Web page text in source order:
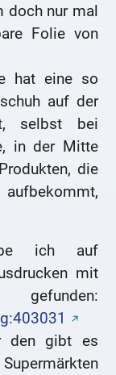
doch nur mal
Folie von
hat eine so
auf der
selbst bei
in der Mitte
die
ich auf
mit
den gibt es